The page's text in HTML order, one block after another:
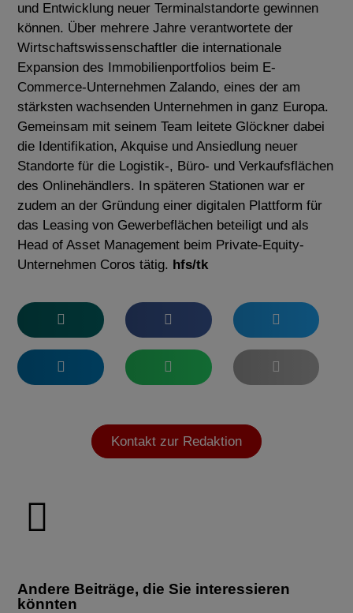
und Entwicklung neuer Terminalstandorte gewinnen
können. Über mehrere Jahre verantwortete der
Wirtschaftswissenschaftler die internationale
Expansion des Immobilienportfolios beim E-
Commerce-Unternehmen Zalando, eines der am
stärksten wachsenden Unternehmen in ganz Europa.
Gemeinsam mit seinem Team leitete Glöckner dabei
die Identifikation, Akquise und Ansiedlung neuer
Standorte für die Logistik-, Büro- und Verkaufsflächen
des Onlinehändlers. In späteren Stationen war er
zudem an der Gründung einer digitalen Plattform für
das Leasing von Gewerbeflächen beteiligt und als
Head of Asset Management beim Private-Equity-
Unternehmen Coros tätig. hfs/tk
Kontakt zur Redaktion
Andere Beiträge, die Sie interessieren
könnten